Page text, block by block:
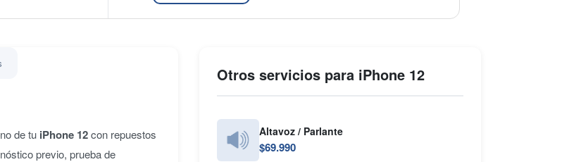
de tu iPhone 12con repuestos
previo, prueba de
Otros servicios para iPhone 12
Altavoz / Parlante
$69.990